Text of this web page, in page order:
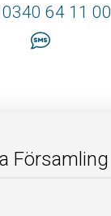
0340 64 11 00
Församling